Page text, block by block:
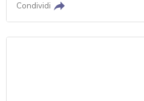
Condividi